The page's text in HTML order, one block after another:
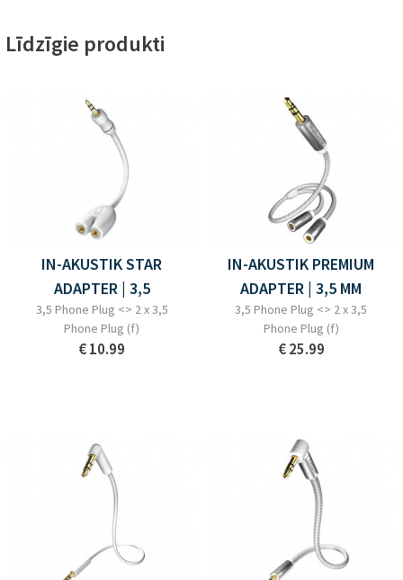
Līdzīgie produkti
IN-AKUSTIK STAR
ADAPTER | 3,5
3,5 Phone Plug <> 2 x 3,5
Phone Plug (f)
€ 10.99
IN-AKUSTIK PREMIUM
ADAPTER | 3,5 MM
3,5 Phone Plug <> 2 x 3,5
Phone Plug (f)
€ 25.99